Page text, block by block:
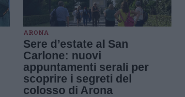
ARONA
Sere d’estate al San
Carlone: nuovi
appuntamenti serali per
scoprire i segreti del
colosso di Arona